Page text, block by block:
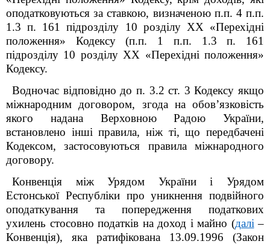
оподатковуються за ставкою, визначеною п.п. 4 п.п.
1.3 п. 161
підрозділу 10 розділу XX «Перехідні
положення» Кодексу (п.п. 1 п.п. 1.3 п. 161
підрозділу 10 розділу XX «Перехідні положення»
Кодексу.
Водночас відповідно до п. 3.2 ст. 3 Кодексу якщо
міжнародним договором, згода на обов’язковість
якого надана Верховною Радою України,
встановлено інші правила, ніж ті, що передбачені
Кодексом, застосовуються правила міжнародного
договору.
Конвенція між Урядом України і Урядом
Естонської Республіки про уникнення подвійного
оподаткування та попередження податкових
ухилень стосовно податків на доход і майно (далі –
Конвенція), яка ратифікована 13.09.1996 (Закон